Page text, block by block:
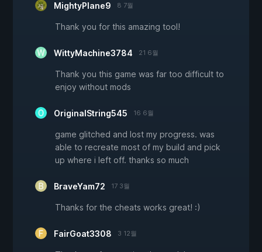
MightyPlane9 8 7월
Thank you for this amazing tool!
WittyMachine3784 21 6월
Thank you this game was far too difficult to
enjoy without mods
OriginalString545 16 6월
game glitched and lost my progress. was
able to recreate most of my build and pick
up where i left off. thanks so much
BraveYam72 17 3월
Thanks for the cheats works great! :)
FairGoat3308 3 12월